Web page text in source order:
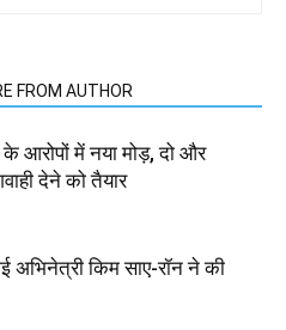
FROM AUTHOR
आरोपों में नया मोड़, दो और
देने को तैयार
अभिनेत्री किम साए-रॉन ने की